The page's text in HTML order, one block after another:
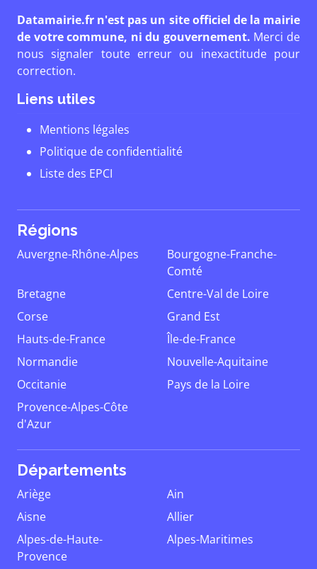
Datamairie.fr n'est pas un site officiel de la mairie
de votre commune, ni du gouvernement. Merci de
nous signaler toute erreur ou inexactitude pour
correction.
Liens utiles
Mentions légales
Politique de confidentialité
Liste des EPCI
Régions
Auvergne-Rhône-Alpes
Bourgogne-Franche-
Comté
Bretagne
Centre-Val de Loire
Corse
Grand Est
Hauts-de-France
Île-de-France
Normandie
Nouvelle-Aquitaine
Occitanie
Pays de la Loire
Provence-Alpes-Côte
d'Azur
Départements
Ariège
Ain
Aisne
Allier
Alpes-de-Haute-
Provence
Alpes-Maritimes